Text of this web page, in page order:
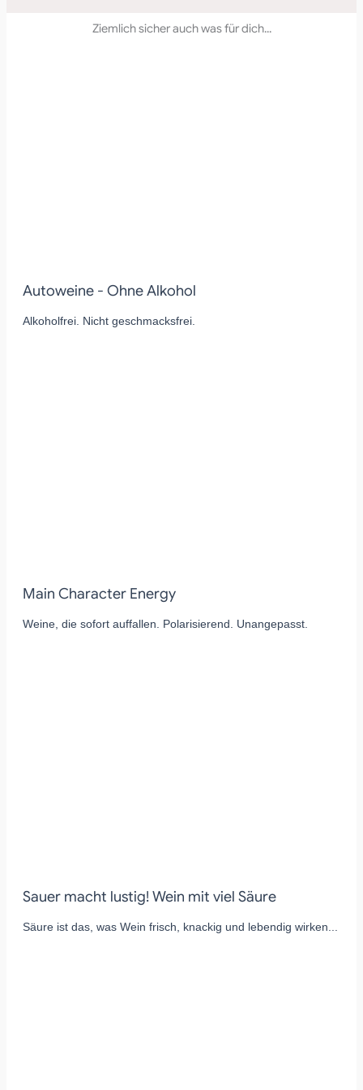
Ziemlich sicher auch was für dich...
Autoweine - Ohne Alkohol
Alkoholfrei. Nicht geschmacksfrei.
Main Character Energy
Weine, die sofort auffallen. Polarisierend. Unangepasst.
Sauer macht lustig! Wein mit viel Säure
Säure ist das, was Wein frisch, knackig und lebendig wirken...